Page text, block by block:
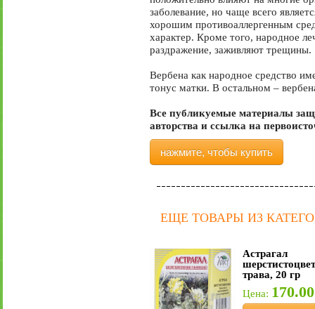
заболевание, но чаще всего
хорошим противоаллергенным
характер. Кроме того, народное
раздражение, заживляют трещины.
Вербена как народное средство
тонус матки. В остальном –
Все публикуемые материалы
авторства и ссылка на
нажмите, чтобы купить
ЕЩЕ ТОВАРЫ ИЗ
Астрагал
трава, 20 гр
Цена: